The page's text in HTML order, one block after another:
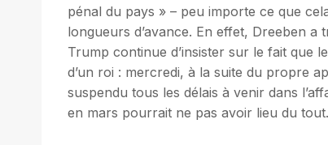
pénal du pays » – peu importe ce que
longueurs d’avance. En effet, Dreeben a
Trump continue d’insister sur le fait que
d’un roi : mercredi, à la suite du propre
suspendu tous les délais à venir dans
en mars pourrait ne pas avoir lieu du tout.